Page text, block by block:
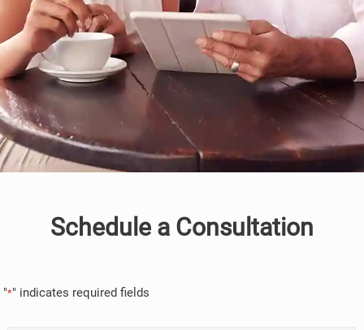
Schedule a Consultation
"*" indicates required fields